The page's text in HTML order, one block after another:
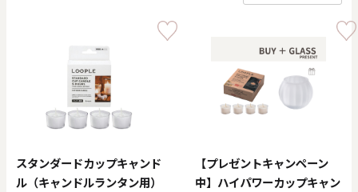
お問い合わせ
スタンダードカップキャンド
ル（キャンドルランタン用）
【プレゼントキャンペーン
中】ハイパワーカップキャン